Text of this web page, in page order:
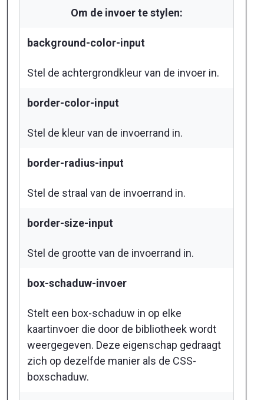
Om de invoer te stylen:
background-color-input
Stel de achtergrondkleur van de invoer in.
border-color-input
Stel de kleur van de invoerrand in.
border-radius-input
Stel de straal van de invoerrand in.
border-size-input
Stel de grootte van de invoerrand in.
box-schaduw-invoer
Stelt een box-schaduw in op elke
kaartinvoer die door de bibliotheek wordt
weergegeven. Deze eigenschap gedraagt
zich op dezelfde manier als de CSS-
boxschaduw.